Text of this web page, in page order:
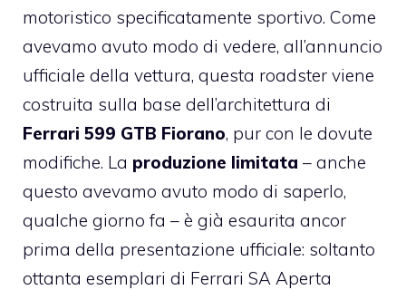
motoristico specificatamente sportivo. Come
avevamo avuto modo di vedere, all’annuncio
ufficiale della vettura, questa roadster viene
costruita sulla base dell’architettura di
Ferrari 599 GTB Fiorano, pur con le dovute
modifiche. La produzione limitata – anche
questo avevamo avuto modo di saperlo,
qualche giorno fa – è già esaurita ancor
prima della presentazione ufficiale: soltanto
ottanta esemplari di Ferrari SA Aperta